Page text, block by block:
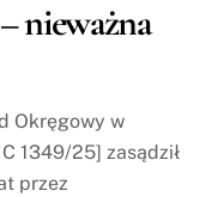
nieważna
Okręgowy w
1349/25] zasądził
przez